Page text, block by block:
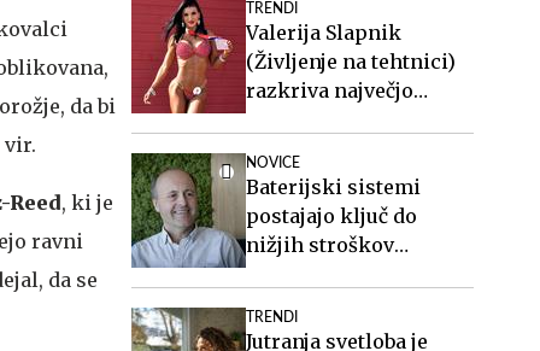
da bi
vir.
Reed, ki je
ravni
da se
TRENDI
Valerija Slapnik
(Življenje na tehtnici)
razkriva največjo
NOVICE
Baterijski sistemi
postajajo ključ do
nižjih stroškov
TRENDI
Jutranja svetloba je